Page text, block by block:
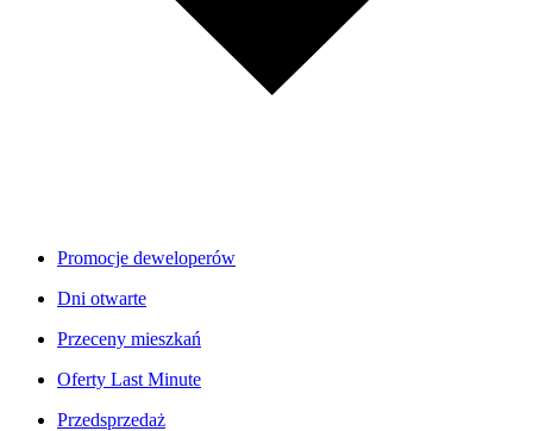
Promocje deweloperów
Dni otwarte
Przeceny mieszkań
Oferty Last Minute
Przedsprzedaż